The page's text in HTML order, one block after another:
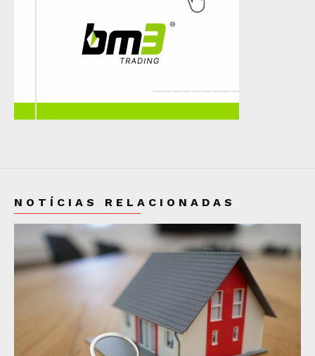
NOTÍCIAS RELACIONADAS